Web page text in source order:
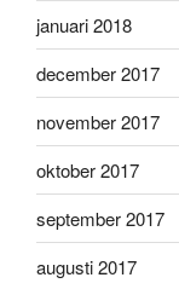
januari 2018
december 2017
november 2017
oktober 2017
september 2017
augusti 2017